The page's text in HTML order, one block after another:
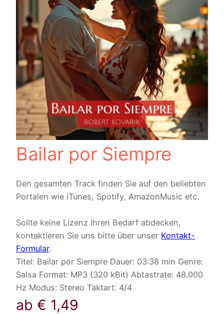
Bailar por Siempre
Den gesamten Track finden Sie auf den beliebten
Portalen wie iTunes, Spotify, AmazonMusic etc.
Sollte keine Lizenz Ihren Bedarf abdecken,
kontaktieren Sie uns bitte über unser Kontakt-
Formular.
Titel: Bailar por Siempre Dauer: 03:38 min Genre:
Salsa Format: MP3 (320 kBit) Abtastrate: 48.000
Hz Modus: Stereo Taktart: 4/4
ab € 1,49